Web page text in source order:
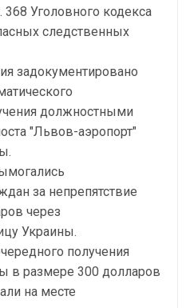
368 Уголовного кодекса
следственных
задокументировано
должностными
"Львов-аэропорт"
за непрепятствие
через
Украины.
получения
в размере 300 долларов
на месте